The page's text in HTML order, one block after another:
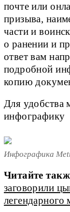
почте или
призыва,
части и
о ранении и
ответ вам
подробной
копию
Для удобства
инфографику
Инфографика
Читайте
заговорили
легендарного